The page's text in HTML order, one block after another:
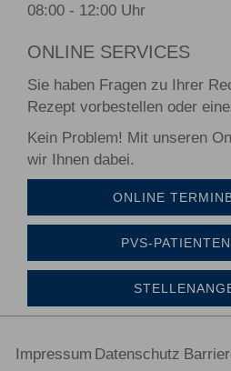
08:00 - 12:00 Uhr
ONLINE SERVICES
Sie haben Fragen zu Ihrer
Rezept vorbestellen oder
Kein Problem! Mit unseren
wir Ihnen dabei.
ONLINE
PVS-
Impressum Datenschutz